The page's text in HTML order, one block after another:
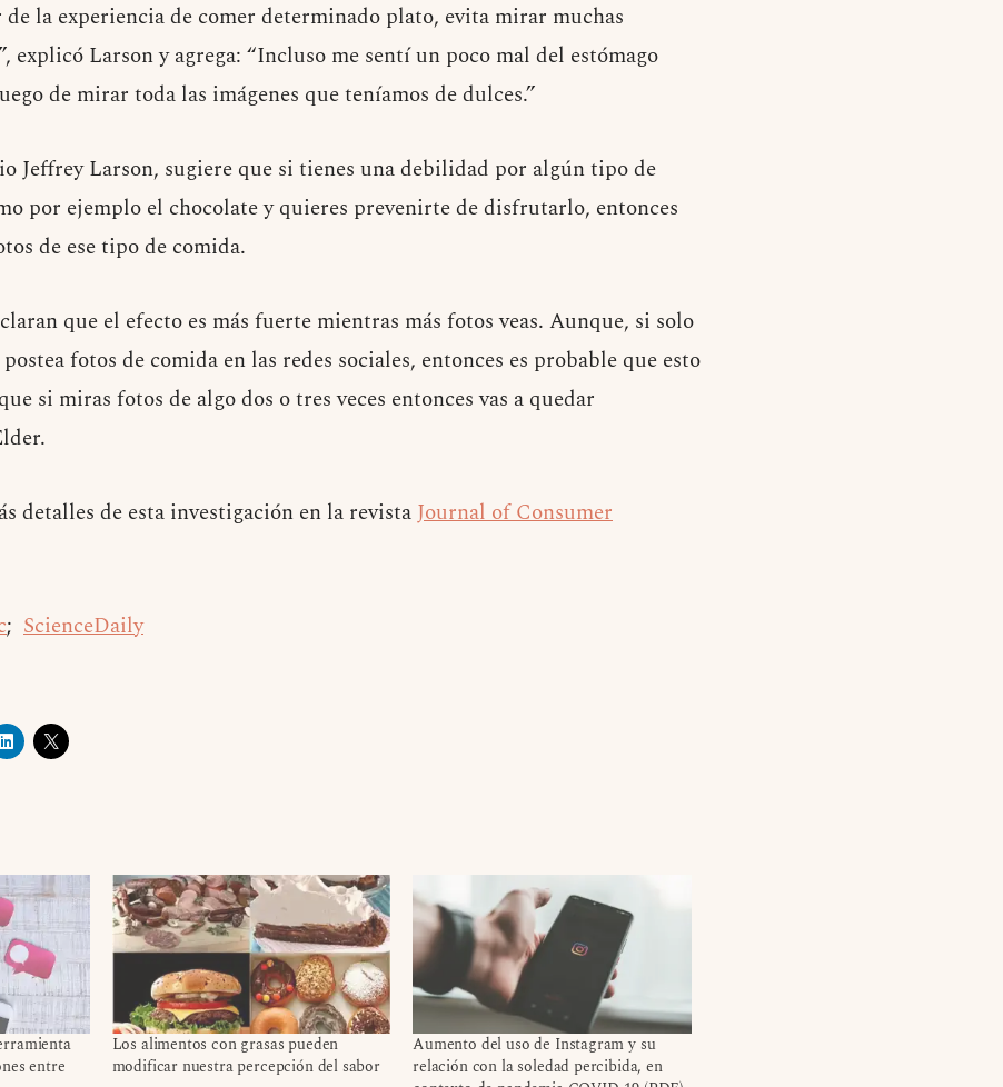
la experiencia de comer determinado plato, evita mirar muchas
explicó Larson y agrega: “Incluso me sentí un poco mal del estómago
de mirar toda las imágenes que teníamos de dulces.”
Jeffrey Larson, sugiere que si tienes una debilidad por algún tipo de
por ejemplo el chocolate y quieres prevenirte de disfrutarlo, entonces
de ese tipo de comida.
que el efecto es más fuerte mientras más fotos veas. Aunque, si solo
fotos de comida en las redes sociales, entonces es probable que esto
si miras fotos de algo dos o tres veces entonces vas a quedar
detalles de esta investigación en la revistaJournal of Consumer
; ScienceDaily
entre
Los alimentos con grasas pueden
modificar nuestra percepción del sabor
Aumento del uso de Instagram y su
relación con la soledad percibida, en